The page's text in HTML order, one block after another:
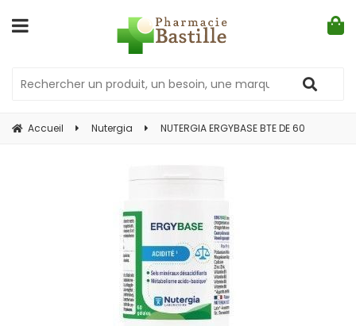
Accueil Nutergia NUTERGIA ERGYBASE BTE DE 60